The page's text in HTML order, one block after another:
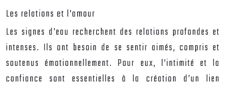
Les relations et l’amour
Les signes d’eau recherchent des relations profondes et
intenses. Ils ont besoin de se sentir aimés, compris et
soutenus émotionnellement. Pour eux, l’intimité et la
confiance sont essentielles à la création d’un lien